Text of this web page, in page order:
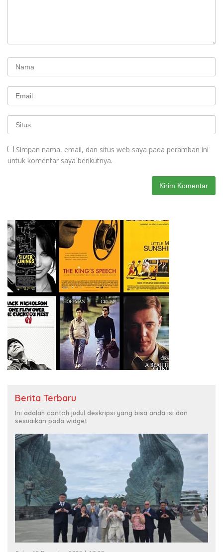
Simpan nama, email, dan situs web saya pada peramban ini
untuk komentar saya berikutnya.
Berita Terbaru
Ini adalah contoh judul deskripsi yang bisa anda isi dan
sesuaikan pada widget